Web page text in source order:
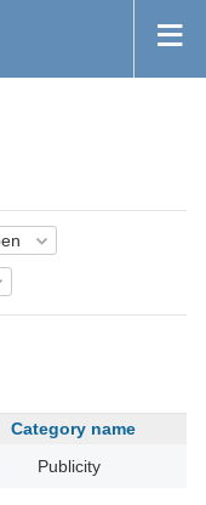
Category name
Publicity